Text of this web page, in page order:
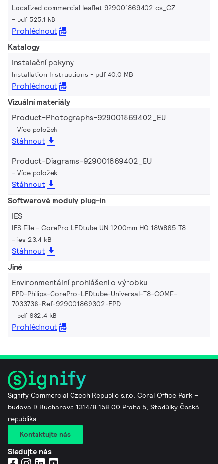
Localized commercial leaflet 929001869402 cs_CZ
pdf 525.1 kB
Prohlédnout
Katalogy
Instalační pokyny
Installation Instructions pdf 40.0 MB
Prohlédnout
Vizuální materiály
Product-Photographs-929001869402_EU
Více položek
Stáhnout
Product-Diagrams-929001869402_EU
Více položek
Stáhnout
Softwarové moduly plug-in
IES
IES File - CorePro LEDtube UN 1200mm HO 18W865 T8
ies 23.4 kB
Stáhnout
Jiné
Environmentální prohlášení o výrobku
EPD-Philips-CorePro-LEDtube-Universal-T8-COMF-
7033736-Ref-929001869302-EPD
pdf 682.4 kB
Prohlédnout
Signify Commercial Czech Republic s.r.o. Coral Office Park –
budova D Bucharova 1314/8 158 00 Praha 5, Stodůlky Česká
republika
Kontaktujte nás
Sledujte nás